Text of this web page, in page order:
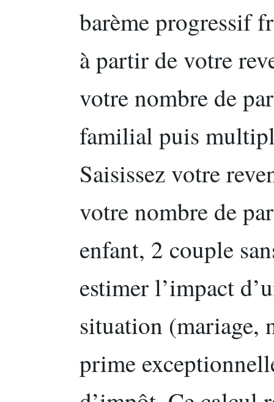
barème progressif
à partir de votre
votre nombre de
familial puis
Saisissez votre
votre nombre de
enfant, 2 couple
estimer l’impact
situation (mariage,
prime